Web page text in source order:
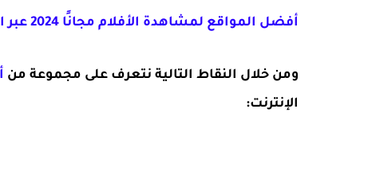
أفضل المواقع لمشاهدة الأفلام مجانًا 2024 عبر الإنترنت
ومن خلال النقاط التالية نتعرف على مجموعة من
الإنترنت: